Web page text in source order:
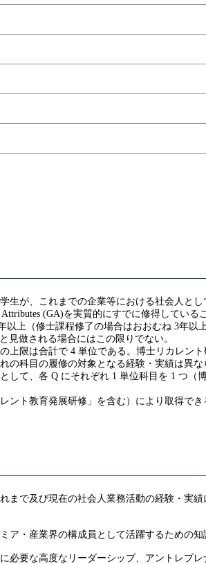
生が、これまでの企業等における社会人と
(GA)を実質的にすでに修得してい
以上（修士課程修了の場合はおおむね 3年
見做される場合にはこの限りでない。
上限は合計で 4 単位である。博士リカレン
の科目の履修の対象となる経験・実績は異な
して、各 Q にそれぞれ 1 単位科目を 1 つ
ント教育発展研修」を含む）により取得で
まで及び現在の社会人業務活動の経験・実
ア・産業界の構成員として活躍するための
必要な高度なリーダーシップ、アントレプ